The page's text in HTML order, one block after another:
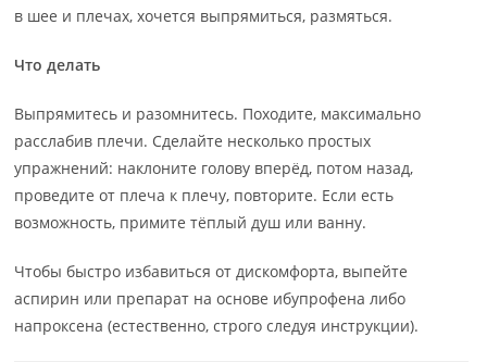
в шее и плечах, хочется выпрямиться, размяться.
Что делать
Выпрямитесь и разомнитесь. Походите, максимально
расслабив плечи. Сделайте несколько простых
упражнений: наклоните голову вперёд, потом назад,
проведите от плеча к плечу, повторите. Если есть
возможность, примите тёплый душ или ванну.
Чтобы быстро избавиться от дискомфорта, выпейте
аспирин или препарат на основе ибупрофена либо
напроксена (естественно, строго следуя инструкции).